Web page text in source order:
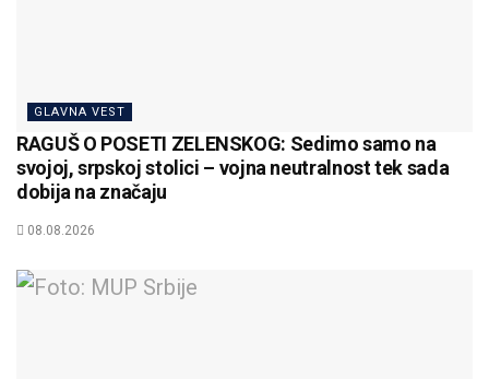
GLAVNA VEST
RAGUŠ O POSETI ZELENSKOG: Sedimo samo na
svojoj, srpskoj stolici – vojna neutralnost tek sada
dobija na značaju
08.08.2026